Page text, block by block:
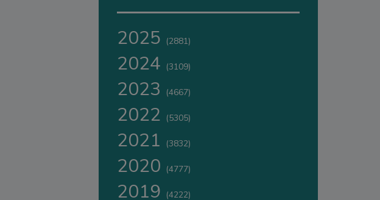
2025 (2881)
2024 (3109)
2023 (4667)
2022 (5305)
2021 (3832)
2020 (4777)
2019 (4222)